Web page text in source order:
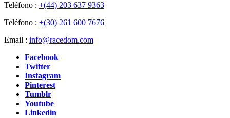
Teléfono : +(44) 203 637 9363
Teléfono : +(30) 261 600 7676
Email : info@racedom.com
Facebook
Twitter
Instagram
Pinterest
Tumblr
Youtube
Linkedin